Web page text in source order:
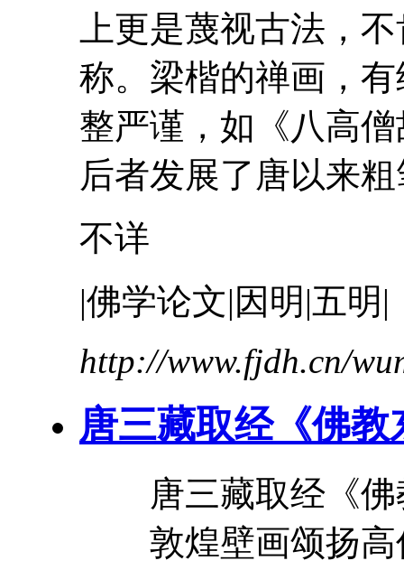
上更是蔑视古法，
称。梁楷的禅画，
整严谨，如《八高僧
后者发展了唐以来
不详
|佛学论文|因明|五明|
http://www.fjdh.cn/
唐三藏取经《佛教
唐三藏取经《佛
敦煌壁画颂扬